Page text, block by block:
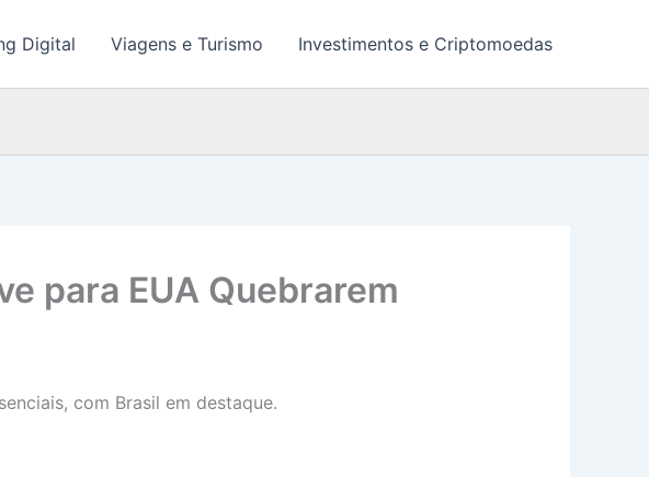
Digital Viagens e Turismo Investimentos e Criptomoedas
para EUA Quebrarem
com Brasil em destaque.